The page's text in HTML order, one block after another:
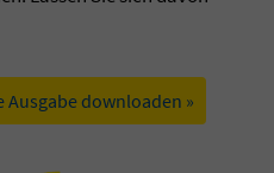
Ausgabe downloaden »